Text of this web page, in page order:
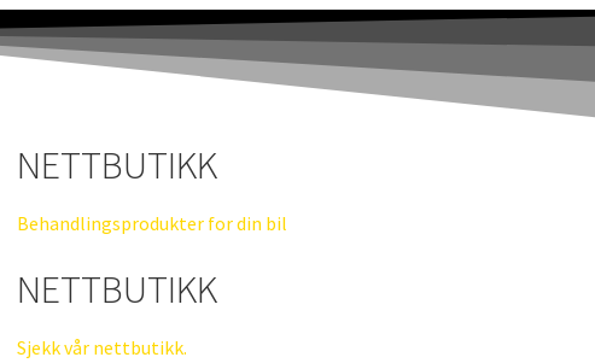
NETTBUTIKK
Behandlingsprodukter for din bil
NETTBUTIKK
Sjekk vår nettbutikk.